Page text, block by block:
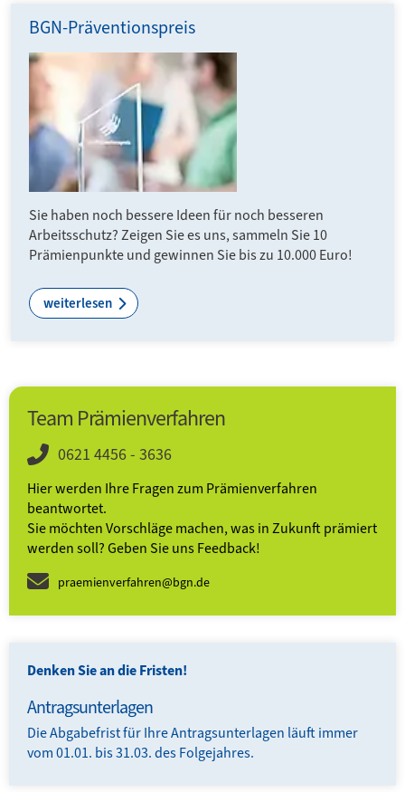
BGN-Präventionspreis
Sie haben noch bessere Ideen für noch besseren
Arbeitsschutz? Zeigen Sie es uns, sammeln Sie 10
Prämienpunkte und gewinnen Sie bis zu 10.000 Euro!
weiterlesen
Team Prämienverfahren
0621 4456 - 3636
Hier werden Ihre Fragen zum Prämienverfahren
beantwortet.
Sie möchten Vorschläge machen, was in Zukunft prämiert
werden soll? Geben Sie uns Feedback!
praemienverfahren@bgn.de
Denken Sie an die Fristen!
Antragsunterlagen
Die Abgabe­frist für Ihre Antrags­unterlagen läuft immer
vom 01.01. bis 31.03. des Folgejahres.